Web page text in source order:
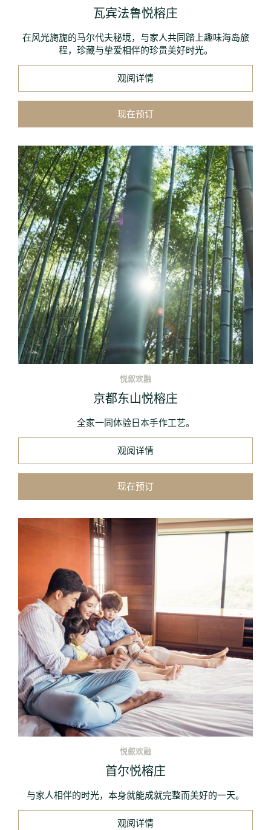
瓦宾法鲁悦榕庄
在风光旖旎的马尔代夫秘境，与家人共同踏上趣味海岛旅
程，珍藏与挚爱相伴的珍贵美好时光。
观阅详情
现在预订
悦叙欢融
京都东山悦榕庄
全家一同体验日本手作工艺。
观阅详情
现在预订
悦叙欢融
首尔悦榕庄
与家人相伴的时光，本身就能成就完整而美好的一天。
观阅详情